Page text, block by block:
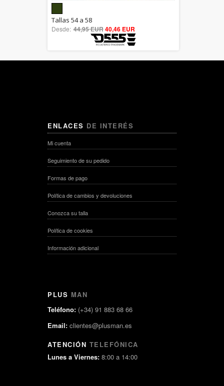
out of 5
Tallas 54 a 58
Desde: 44,95 EUR40,46 EUR
ENLACES DE INTERÉS
Mi cuenta
Seguimiento de su pedido
Formas de pago
Política de cambios y devoluciones
Conozca su talla
Política de cookies
Información adicional
PLUS MAN
Teléfono: (+34) 91 883 68 66
Email: clientes@plusman.es
ATENCIÓN TELEFÓNICA
Lunes a Viernes: 8:00 a 14:00